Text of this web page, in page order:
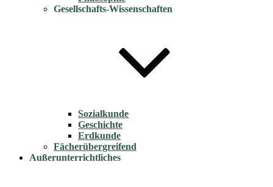
Gesellschafts-Wissenschaften
Sozialkunde
Geschichte
Erdkunde
Fächerübergreifend
Außerunterrichtliches